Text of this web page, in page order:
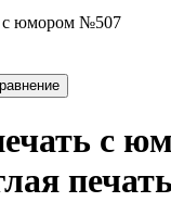
с юмором №507
с